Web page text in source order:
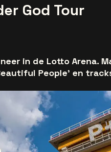
God Tour
in de Lotto Arena.
People’ en